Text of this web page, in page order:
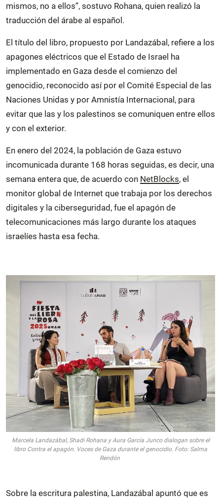
mismos, no a ellos”, sostuvo Rohana, quien realizó la
traducción del árabe al español.
El título del libro, propuesto por Landazábal, refiere a los
apagones eléctricos que el Estado de Israel ha
implementado en Gaza desde el comienzo del
genocidio, reconocido así por el Comité Especial de las
Naciones Unidas y por Amnistía Internacional, para
evitar que las y los palestinos se comuniquen entre ellos
y con el exterior.
En enero del 2024, la población de Gaza estuvo
incomunicada durante 168 horas seguidas, es decir, una
semana entera que, de acuerdo con NetBlocks, el
monitor global de Internet que trabaja por los derechos
digitales y la ciberseguridad, fue el apagón de
telecomunicaciones más largo durante los ataques
israelíes hasta esa fecha.
Marcela Landazábal, Shadi Rohana y Aura García Junco dialogan sobre el
libro Contra el apagón. Voces de Gaza durante el genocidio. Foto: Salma
Rendón
Sobre la escritura palestina, Landazábal apuntó que es